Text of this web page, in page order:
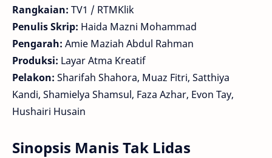
Rangkaian: TV1 / RTMKlik
Penulis Skrip: Haida Mazni Mohammad
Pengarah: Amie Maziah Abdul Rahman
Produksi: Layar Atma Kreatif
Pelakon: Sharifah Shahora, Muaz Fitri, Satthiya
Kandi, Shamielya Shamsul, Faza Azhar, Evon Tay,
Hushairi Husain
Sinopsis Manis Tak Lidas